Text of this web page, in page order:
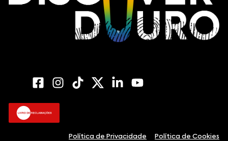
Política de Privacidade Política de Cookies